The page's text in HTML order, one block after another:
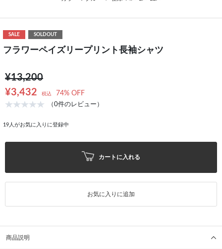
SALE SOLDOUT
フラワーペイズリープリント長袖シャツ
¥13,200
¥3,432
税込 74% OFF
（0件のレビュー）
19 人がお気に入りに登録中
カートに入れる
お気に入りに追加
商品説明